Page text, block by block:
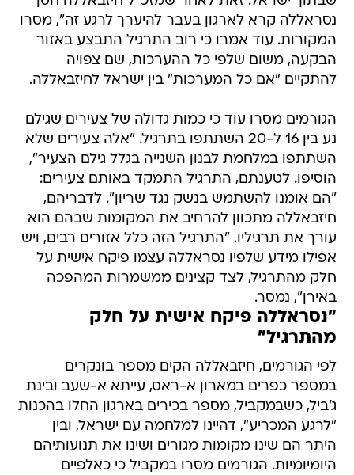
נסראללה קרא לארגון בעבר להיערך לרגע זה", מסרו
המקורות. עוד אמרו כי רוב התרגיל התבצע באזור
הבקעה, משום שלפי כל ההערכות, שם צפויה
להתקיים "אם כל המערכות" בין ישראל לחיזבאללה.
הגורמים מסרו עוד כי כמות גדולה של צעירים שגילם
נע בין 16 ל-20 השתתפו בתרגיל. "אלה צעירים שלא
השתתפו במלחמת לבנון השנייה בגלל גילם הצעיר",
הוסיפו. לטענתם, התרגיל התמקד באותם צעירים:
"הם אומנו להשתמש בנשק נגד שריון". לדבריהם,
חיזבאללה מתכוון להרחיב את המקומות שבהם הוא
עורך את תרגיליו. "התרגיל הזה כלל אזורים רבים, ויש
אפילו מידע שלפיו נסראללה עצמו פיקח אישית על
חלק מהתרגיל, לצד קצינים ממשמרות המהפכה
באירן", נמסר.
"נסראללה פיקח אישית על חלק
מהתרגיל"
לפי הגורמים, חיזבאללה הקים מספר בונקרים
במספר כפרים במארון א-ראס, עייתא א-שעב ובינת
ג'ביל, כשבמקביל, מספר בכירים בארגון החלו בהכנות
"לרגע המכריע", דהיינו למלחמה עם ישראל, ובין
היתר הם שינו מקומות מגורים ושינו את תנועותיהם
היומיומיות. הגורמים מסרו במקביל כי כאלפיים